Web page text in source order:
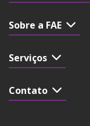
Sobre a FAE
Serviços
Contato